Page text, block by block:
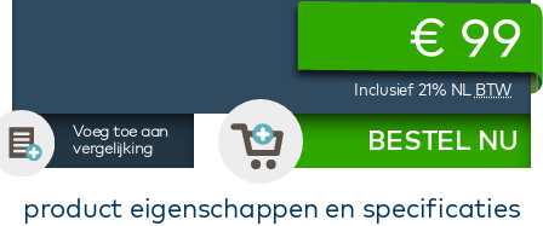
€ 99
Inclusief 21% NL BTW
Voeg toe aan
vergelijking
BESTEL NU
product eigenschappen en specificaties